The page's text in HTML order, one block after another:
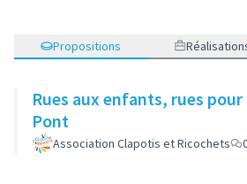
Propositions
Rues aux enfants, rues
Pont
Association Clapotis et Ricochets